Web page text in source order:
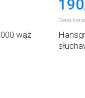
wąż
190,
Cena